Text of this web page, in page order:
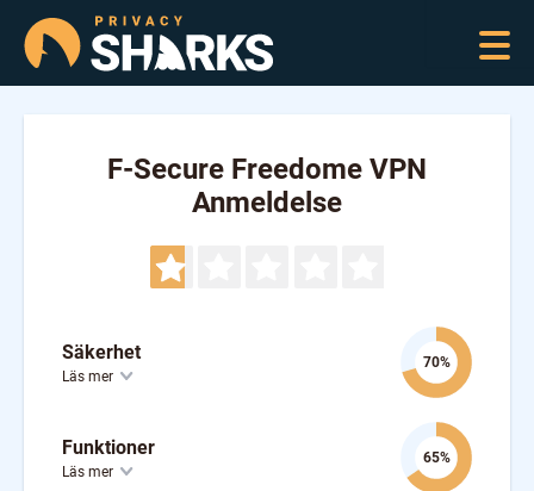
F-Secure Freedome VPN
Anmeldelse
Säkerhet
Läs mer
70%
Funktioner
Läs mer
65%